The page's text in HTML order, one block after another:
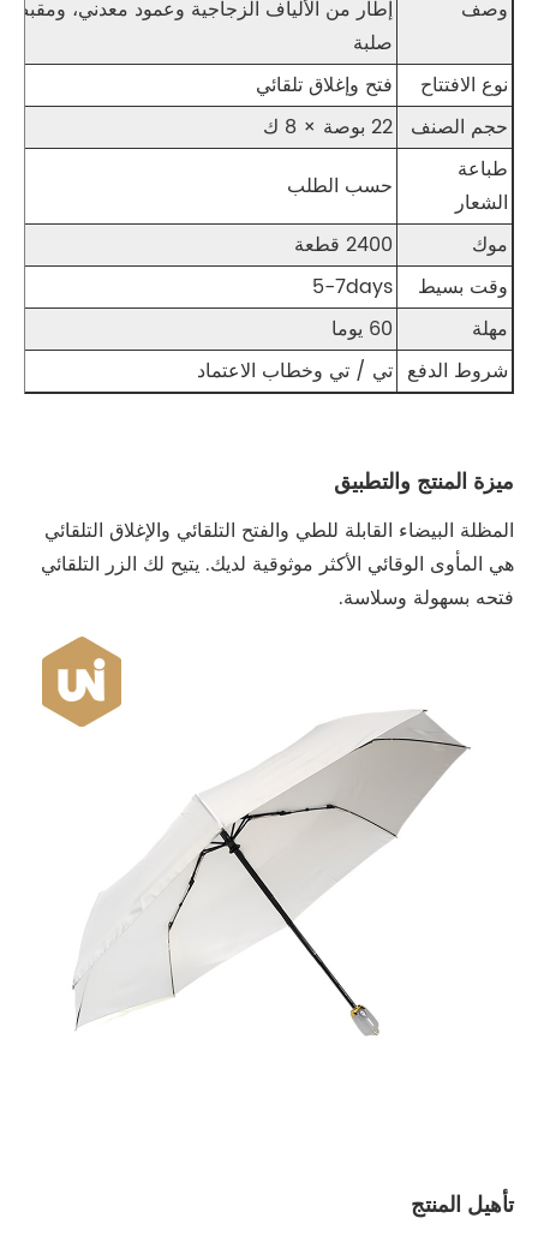
وصف
إطار من الألياف الزجاجية وعمود معدني،
صلبة
نوع الافتتاح
فتح وإغلاق تلقائي
حجم الصنف
22 بوصة × 8 ك
طباعة
الشعار
حسب الطلب
موك
2400 قطعة
وقت بسيط
5-7days
مهلة
60 يوما
شروط الدفع تي / تي وخطاب الاعتماد
ميزة المنتج والتطبيق
المظلة البيضاء القابلة للطي والفتح التلقائي والإغلاق التلقائي
هي المأوى الوقائي الأكثر موثوقية لديك. يتيح لك الزر التلقائي
فتحه بسهولة وسلاسة.
تأهيل المنتج